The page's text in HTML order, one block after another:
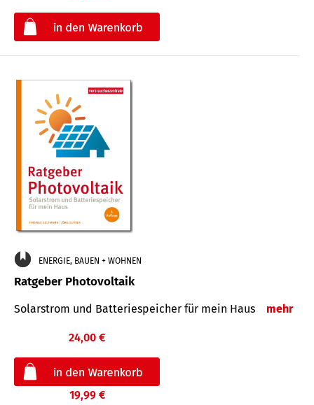
ENERGIE, BAUEN + WOHNEN
Ratgeber Photovoltaik
Solarstrom und Batteriespeicher für mein Haus mehr
24,00 €
19,99 €